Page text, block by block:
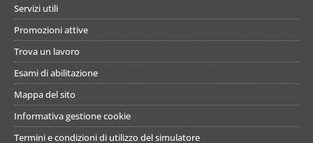
Servizi utili
Promozioni attive
Trova un lavoro
Esami di abilitazione
Mappa del sito
Informativa gestione cookie
Termini e condizioni di utilizzo del simulatore